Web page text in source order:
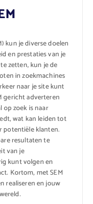
kun je diverse doelen
en prestaties van je
zetten, kun je de
in zoekmachines
naar je site kunt
gericht adverteren
op zoek is naar
wat kan leiden tot
potentiële klanten.
resultaten te
van je
kunt volgen en
Kortom, met SEM
realiseren en jouw